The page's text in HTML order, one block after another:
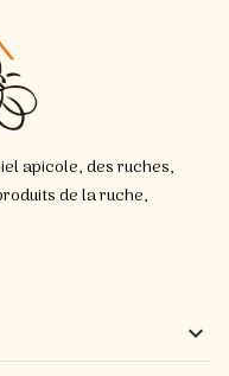
apicole, des ruches,
de la ruche,
